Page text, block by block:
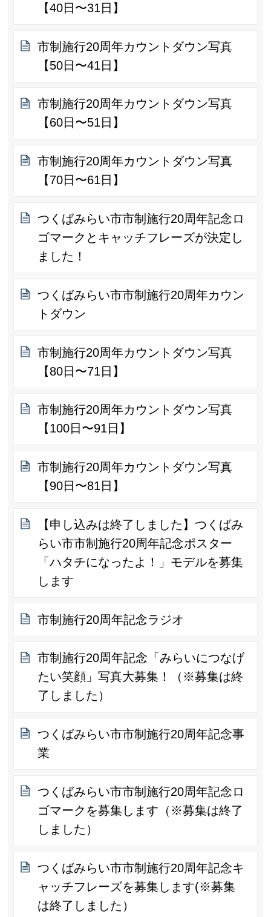
【40日〜31日】
市制施行20周年カウントダウン写真
【50日〜41日】
市制施行20周年カウントダウン写真
【60日〜51日】
市制施行20周年カウントダウン写真
【70日〜61日】
つくばみらい市市制施行20周年記念ロ
ゴマークとキャッチフレーズが決定し
ました！
つくばみらい市市制施行20周年カウン
トダウン
市制施行20周年カウントダウン写真
【80日〜71日】
市制施行20周年カウントダウン写真
【100日〜91日】
市制施行20周年カウントダウン写真
【90日〜81日】
【申し込みは終了しました】つくばみ
らい市市制施行20周年記念ポスター
「ハタチになったよ！」モデルを募集
します
市制施行20周年記念ラジオ
市制施行20周年記念「みらいにつなげ
たい笑顔」写真大募集！（※募集は終
了しました）
つくばみらい市市制施行20周年記念事
業
つくばみらい市市制施行20周年記念ロ
ゴマークを募集します（※募集は終了
しました）
つくばみらい市市制施行20周年記念キ
ャッチフレーズを募集します(※募集
は終了しました）